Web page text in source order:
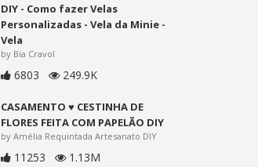
DIY - Como fazer Velas
Personalizadas - Vela da Minie -
Vela
by Bia Cravol
6803 249.9K
CASAMENTO ♥ CESTINHA DE
FLORES FEITA COM PAPELÃO DIY
by Amélia Requintada Artesanato DIY
11253 1.13M